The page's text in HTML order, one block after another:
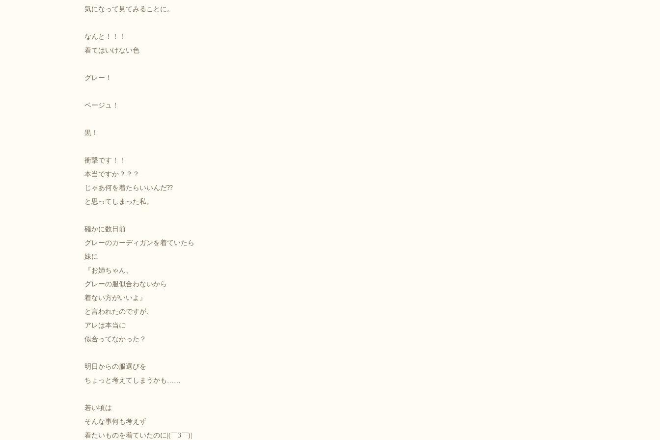
気になって見てみることに。
なんと！！！
着てはいけない色
グレー！
ベージュ！
黒！
衝撃です！！
本当ですか？？？
じゃあ何を着たらいいんだ⁇
と思ってしまった私。
確かに数日前
グレーのカーディガンを着ていたら
妹に
『お姉ちゃん、
グレーの服似合わないから
着ない方がいいよ』
と言われたのですが、
アレは本当に
似合ってなかった？
明日からの服選びを
ちょっと考えてしまうかも……
若い頃は
そんな事何も考えず
着たいものを着ていたのに|(￣3￣)|